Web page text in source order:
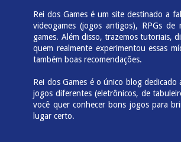
Rei dos Games é um site destinado a
videogames (jogos antigos), RPGs de
games. Além disso, trazemos tutoriais,
quem realmente experimentou essas
também boas recomendações.
Rei dos Games é o único blog dedicado
jogos diferentes (eletrônicos, de
você quer conhecer bons jogos para
lugar certo.